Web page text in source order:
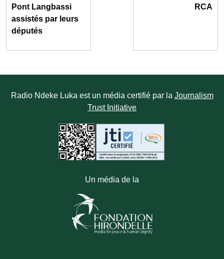
Pont Langbassi
assistés par leurs
députés
RCA
Radio Ndeke Luka est un média certifié par la Journalism
Trust Initiative
Un média de la